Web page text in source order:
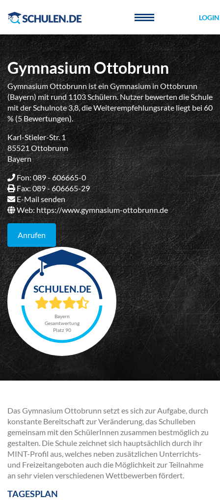
LOGIN
Gymnasium Ottobrunn
Gymnasium Ottobrunn ist ein Gymnasium in Ottobrunn
(Bayern) mit rund 1103 Schülern. Nutzer bewerten die Schule
mit der Schulnote 3,8, die Weiterempfehlungsrate liegt bei 60
% (5 Bewertungen).
Karl-Stieler-Str. 1
85521 Ottobrunn
Bayern
Fon: 089 - 606665-0
Fax: 089 - 606665-29
E-Mail senden
Web: https://www.gymnasium-ottobrunn.de
Anrufen
Bayern
Gesamtwertung
Platz 90
Das Gymnasium Ottobrunn setzt es sich zur Aufgabe, durch
konstante Bereitschaft zur Veränderung, das Schulleben
gemeinsam mit den SchülerInnen zusammen bestmöglich zu
gestalten. Die Schule zeichnet sich hauptsächlich durch ihr
MINT-Profil aus, welches neben zusätzlichen Unterrichts-
und Freizeitangeboten auch die Möglichkeit zur Teilnahme
an sehr vielen verschiedenen Wettbewerben fördert.
TAGESPLAN